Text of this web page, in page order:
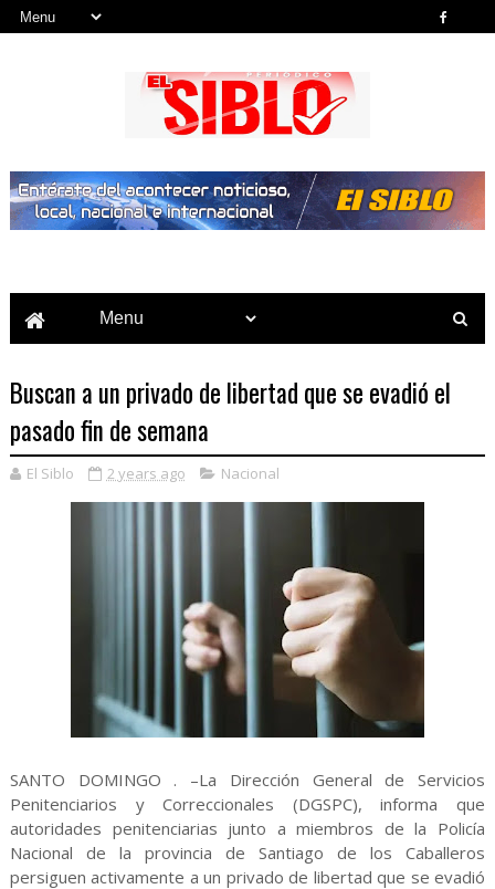
Buscan a un privado de libertad que se evadió el
pasado fin de semana
El Siblo 2 years ago Nacional
SANTO DOMINGO . –La Dirección General de Servicios
Penitenciarios y Correccionales (DGSPC), informa que
autoridades penitenciarias junto a miembros de la Policía
Nacional de la provincia de Santiago de los Caballeros
persiguen activamente a un privado de libertad que se evadió